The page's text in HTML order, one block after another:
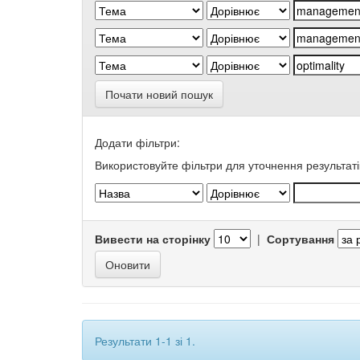
Почати новий пошук
Додати фільтри:
Використовуйте фільтри для уточнення
Вивести на сторінку | Сортування
Результати 1-1 зі 1.